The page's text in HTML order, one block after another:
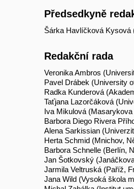
Předsedkyně
Šárka Havlíčková Kysová
Redakční rada
Veronika Ambros
Pavel Drábek (University
Radka Kunderová
Taťjana Lazorčáková
Iva Mikulová
Barbora Diego Rivera
Alena Sarkissian
Herta Schmid (Mnichov,
Barbora Schnelle (Berlín,
Jan Šotkovský
Jarmila Veltruská (Paříž,
Jana Wild (Vysoká škola